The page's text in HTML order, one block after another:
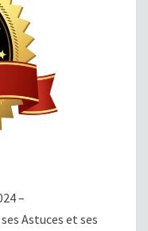
–
Astuces et ses